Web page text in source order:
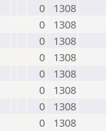
0
1308
0
1308
0
1308
0
1308
0
1308
0
1308
0
1308
0
1308